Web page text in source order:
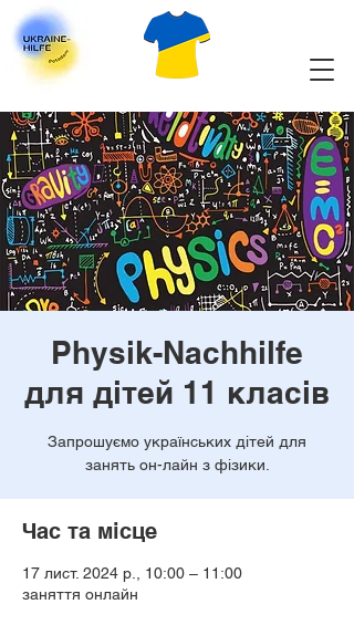
Physik-Nachhilfe
для дітей 11 класів
Запрошуємо українських дітей для
занять он-лайн з фізики.
Час та місце
17 лист. 2024 р., 10:00 – 11:00
заняття онлайн